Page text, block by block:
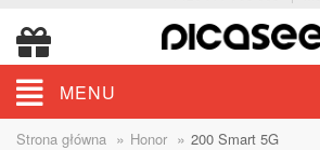
MENU
Strona główna » Honor » 200 Smart 5G